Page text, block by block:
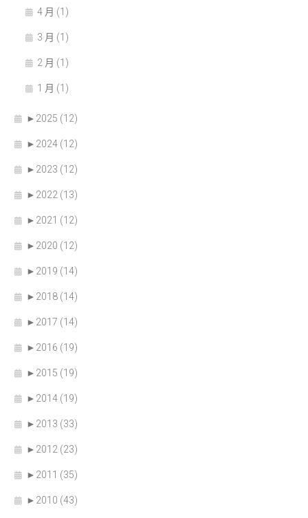
4 月 (1)
3 月 (1)
2 月 (1)
1 月 (1)
► 2025 (12)
► 2024 (12)
► 2023 (12)
► 2022 (13)
► 2021 (12)
► 2020 (12)
► 2019 (14)
► 2018 (14)
► 2017 (14)
► 2016 (19)
► 2015 (19)
► 2014 (19)
► 2013 (33)
► 2012 (23)
► 2011 (35)
► 2010 (43)